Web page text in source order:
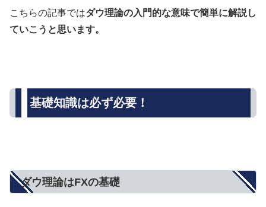
こちらの記事ではダウ理論の入門的な意味で簡単に解説し
ていこうと思います。
基礎知識は必ず必要！
ダウ理論はFXの基礎